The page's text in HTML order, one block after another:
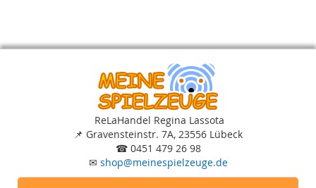
ReLaHandel Regina Lassota
📌 Gravensteinstr. 7A, 23556 Lübeck
☎ 0451 479 26 98
✉ shop@meinespielzeuge.de